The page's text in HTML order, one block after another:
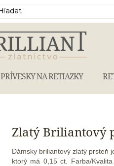
PRÍVESKY NA RETIAZKY
Zlatý Briliantový
Dámsky briliantový zlatý prsteň
ktorý má 0,15 ct. Farba/